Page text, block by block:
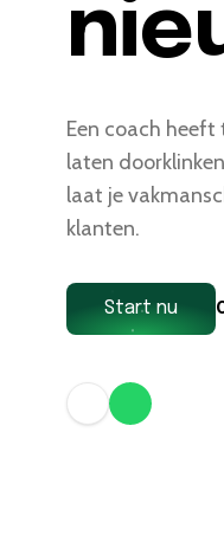
Een coach
laten
laat je
klanten.
Start nu